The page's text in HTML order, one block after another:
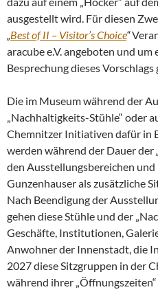
ausgestellt wird. Für diesen
„Best of II – Visitor’s Choice“
aracube e.V. angeboten und
Besprechung dieses Vorschlags
Die im Museum während der
„Nachhaltigkeits-Stühle“ oder
Chemnitzer Initiativen dafür in
werden während der Dauer der„
den Ausstellungsbereichen
Gunzenhauser als zusätzliche
Nach Beendigung der
gehen diese Stühle und der
Geschäfte, Institutionen,
Anwohner der Innenstadt, die
2027 diese Sitzgruppen in der
während ihrer